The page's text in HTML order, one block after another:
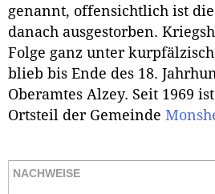
genannt, offensichtlich ist
danach ausgestorben.
Folge ganz unter
blieb bis Ende des 18.
Oberamtes Alzey. Seit 1969
Ortsteil der Gemeinde
NACHWEISE